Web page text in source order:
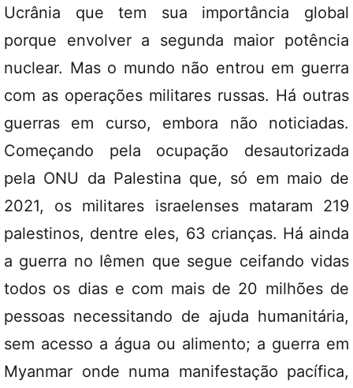
Ucrânia que tem sua importância global
porque envolver a segunda maior potência
nuclear. Mas o mundo não entrou em guerra
com as operações militares russas. Há outras
guerras em curso, embora não noticiadas.
Começando pela ocupação desautorizada
pela ONU da Palestina que, só em maio de
2021, os militares israelenses mataram 219
palestinos, dentre eles, 63 crianças. Há ainda
a guerra no Iêmen que segue ceifando vidas
todos os dias e com mais de 20 milhões de
pessoas necessitando de ajuda humanitária,
sem acesso a água ou alimento; a guerra em
Myanmar onde numa manifestação pacífica,